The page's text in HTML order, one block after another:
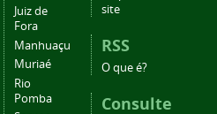
Juiz de
Fora
Manhuaçu
Muriaé
Rio
Pomba
site
RSS
O que é?
Consulte